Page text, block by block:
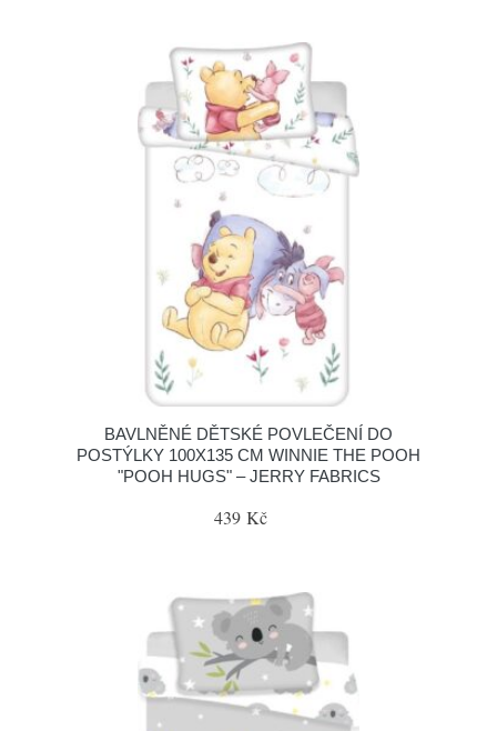
BAVLNĚNÉ DĚTSKÉ POVLEČENÍ DO
POSTÝLKY 100X135 CM WINNIE THE POOH
"POOH HUGS" – JERRY FABRICS
439 Kč